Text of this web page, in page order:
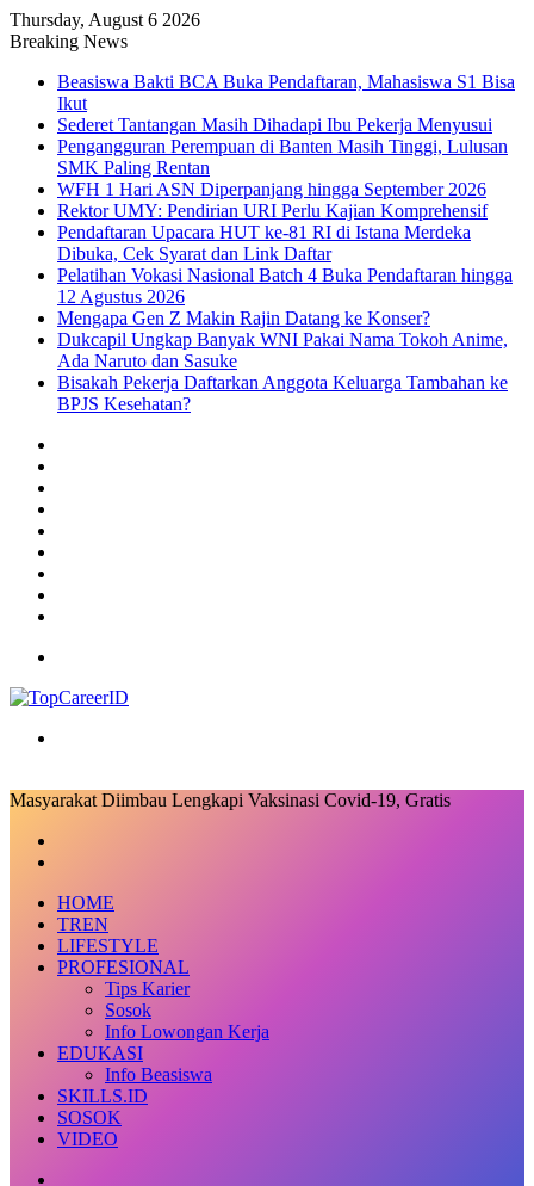
Thursday, August 6 2026
Breaking News
Beasiswa Bakti BCA Buka Pendaftaran, Mahasiswa S1 Bisa
Ikut
Sederet Tantangan Masih Dihadapi Ibu Pekerja Menyusui
Pengangguran Perempuan di Banten Masih Tinggi, Lulusan
SMK Paling Rentan
WFH 1 Hari ASN Diperpanjang hingga September 2026
Rektor UMY: Pendirian URI Perlu Kajian Komprehensif
Pendaftaran Upacara HUT ke-81 RI di Istana Merdeka
Dibuka, Cek Syarat dan Link Daftar
Pelatihan Vokasi Nasional Batch 4 Buka Pendaftaran hingga
12 Agustus 2026
Mengapa Gen Z Makin Rajin Datang ke Konser?
Dukcapil Ungkap Banyak WNI Pakai Nama Tokoh Anime,
Ada Naruto dan Sasuke
Bisakah Pekerja Daftarkan Anggota Keluarga Tambahan ke
BPJS Kesehatan?
Masyarakat Diimbau Lengkapi Vaksinasi Covid-19, Gratis
Email
HOME
TREN
LIFESTYLE
PROFESIONAL
Tips Karier
Sosok
Info Lowongan Kerja
EDUKASI
Info Beasiswa
SKILLS.ID
SOSOK
VIDEO